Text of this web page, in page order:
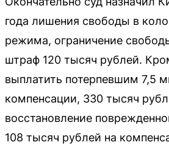
года лишения свободы в
режима, ограничение
штраф 120 тысяч рублей.
выплатить потерпевшим 7,5
компенсации, 330 тысяч
восстановление
108 тысяч рублей на